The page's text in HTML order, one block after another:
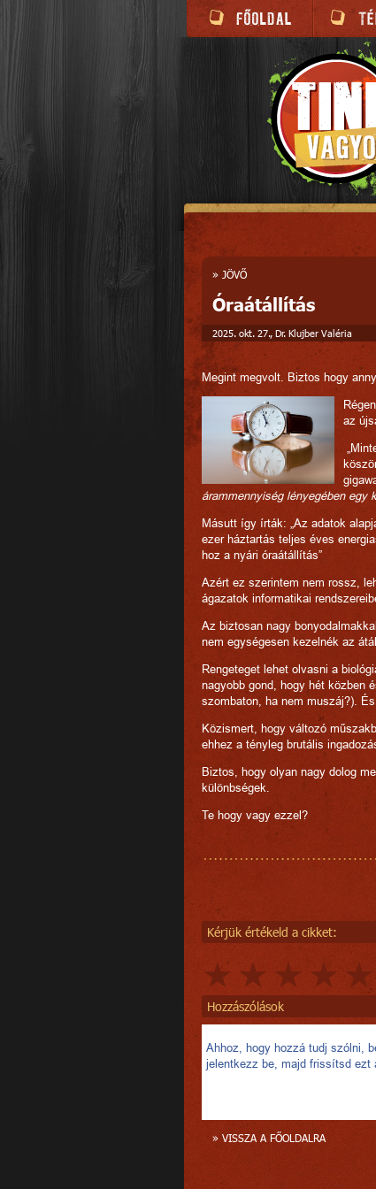
» JÖVŐ
Óraátállítás
2025. okt. 27., Dr. Klujber Valéria
Megint megvolt. Biztos hogy
az
árammennyiség lényegében egy
Másutt így írták: „Az adatok
ezer háztartás teljes éves
hoz a nyári óraátállítás”
Azért ez szerintem nem rossz,
ágazatok informatikai
Az biztosan nagy
nem egységesen kezelnék az
Rengeteget lehet olvasni a
nagyobb gond, hogy hét közben
szombaton, ha nem muszáj?).
Közismert, hogy változó
ehhez a tényleg brutális
Biztos, hogy olyan nagy dolog
különbségek.
Te hogy vagy ezzel?
Kérjük értékeld a cikket:
Hozzászólások
Ahhoz, hogy hozzá tudj szólni,
jelentkezz be, majd frissítsd ezt
» VISSZA A FŐOLDALRA